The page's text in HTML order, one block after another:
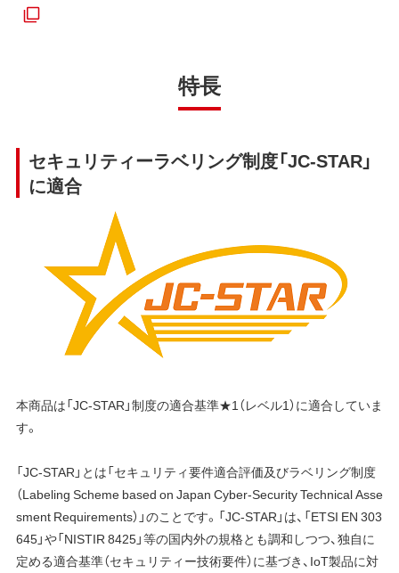
特長
セキュリティーラベリング制度「JC-STAR」
に適合
本商品は「JC-STAR」制度の適合基準★1（レベル1）に適合していま
す。
「JC-STAR」とは「セキュリティ要件適合評価及びラベリング制度
（Labeling Scheme based on Japan Cyber-Security Technical Asse
sment Requirements）」のことです。「JC-STAR」は、「ETSI EN 303
645」や「NISTIR 8425」等の国内外の規格とも調和しつつ、独自に
定める適合基準（セキュリティー技術要件）に基づき、IoT製品に対